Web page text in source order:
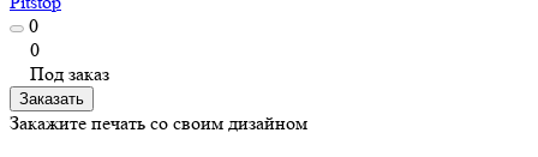
0
0
Под заказ
Заказать
Закажите печать со своим дизайном